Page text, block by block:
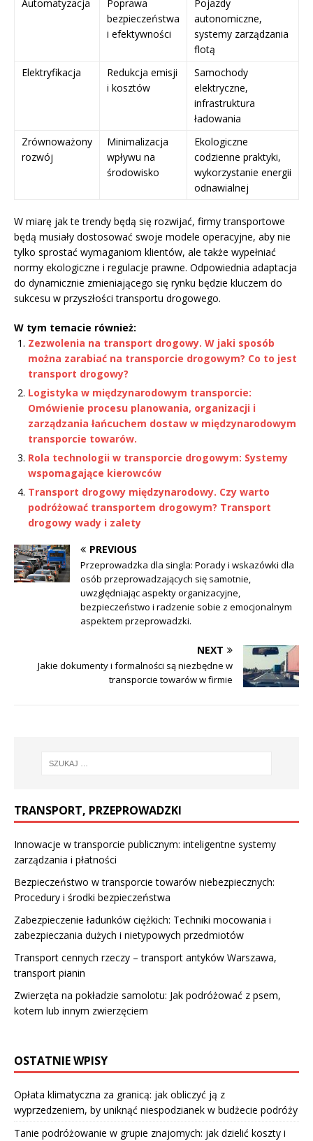
Automatyzacja
Poprawa
bezpieczeństwa
i efektywności
Pojazdy
autonomiczne,
systemy zarządzania
flotą
Elektryfikacja
Redukcja emisji
i kosztów
Samochody
elektryczne,
infrastruktura
ładowania
Zrównoważony
rozwój
Minimalizacja
wpływu na
środowisko
Ekologiczne
codzienne praktyki,
wykorzystanie energii
odnawialnej
W miarę jak te trendy będą się rozwijać, firmy transportowe
będą musiały dostosować swoje modele operacyjne, aby nie
tylko sprostać wymaganiom klientów, ale także wypełniać
normy ekologiczne i regulacje prawne. Odpowiednia adaptacja
do dynamicznie zmieniającego się rynku będzie kluczem do
sukcesu w przyszłości transportu drogowego.
W tym temacie również:
Zezwolenia na transport drogowy. W jaki sposób
można zarabiać na transporcie drogowym? Co to jest
transport drogowy?
Logistyka w międzynarodowym transporcie:
Omówienie procesu planowania, organizacji i
zarządzania łańcuchem dostaw w międzynarodowym
transporcie towarów.
Rola technologii w transporcie drogowym: Systemy
wspomagające kierowców
Transport drogowy międzynarodowy. Czy warto
podróżować transportem drogowym? Transport
drogowy wady i zalety
PREVIOUS
Przeprowadzka dla singla: Porady i wskazówki dla
osób przeprowadzających się samotnie,
uwzględniając aspekty organizacyjne,
bezpieczeństwo i radzenie sobie z emocjonalnym
aspektem przeprowadzki.
NEXT
Jakie dokumenty i formalności są niezbędne w
transporcie towarów w firmie
TRANSPORT, PRZEPROWADZKI
Innowacje w transporcie publicznym: inteligentne systemy
zarządzania i płatności
Bezpieczeństwo w transporcie towarów niebezpiecznych:
Procedury i środki bezpieczeństwa
Zabezpieczenie ładunków ciężkich: Techniki mocowania i
zabezpieczania dużych i nietypowych przedmiotów
Transport cennych rzeczy – transport antyków Warszawa,
transport pianin
Zwierzęta na pokładzie samolotu: Jak podróżować z psem,
kotem lub innym zwierzęciem
OSTATNIE WPISY
Opłata klimatyczna za granicą: jak obliczyć ją z
wyprzedzeniem, by uniknąć niespodzianek w budżecie podróży
Tanie podróżowanie w grupie znajomych: jak dzielić koszty i